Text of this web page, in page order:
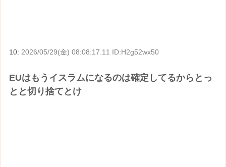
10:2026/05/29(金) 08:08:17.11 ID:H2g52wx50
EUはもうイスラムになるのは確定してるからとっ
とと切り捨てとけ